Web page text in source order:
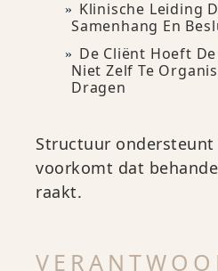
Klinische Leiding
Samenhang En
De Cliënt Hoeft
Niet Zelf Te
Dragen
Structuur
voorkomt dat
raakt.